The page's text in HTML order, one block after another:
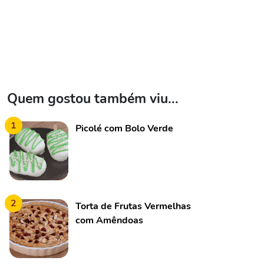
Quem gostou também viu...
1 Picolé com Bolo Verde
2
Torta de Frutas Vermelhas
com Amêndoas